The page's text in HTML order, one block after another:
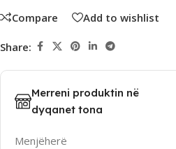
Compare Add to wishlist
Share:
Merreni produktin në
dyqanet tona
Menjëherë